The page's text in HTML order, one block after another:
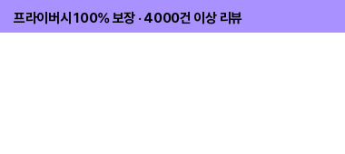
프라이버시 100% 보장 · 4000건 이상 리뷰